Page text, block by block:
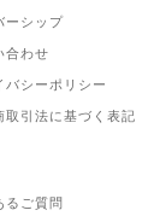
ーシップ
合わせ
バシーポリシー
取引法に基づく表記
るご質問